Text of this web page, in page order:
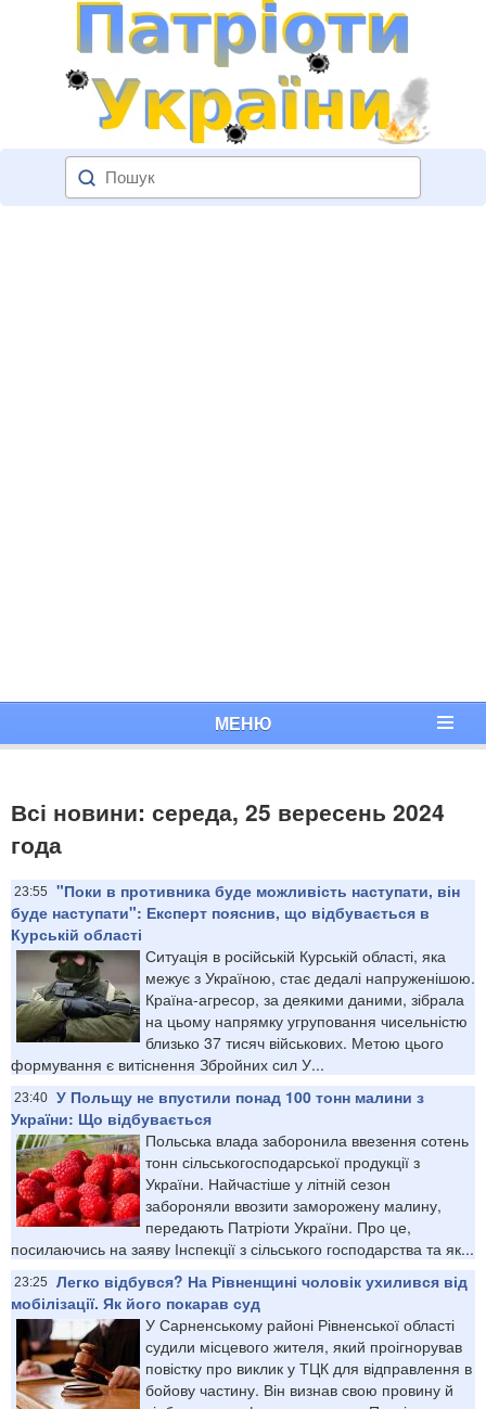
МЕНЮ
Всі новини: середа, 25 вересень 2024
года
23:55
"Поки в противника буде можливість наступати, він
буде наступати": Експерт пояснив, що відбувається в
Курській області
Ситуація в російській Курській області, яка
межує з Україною, стає дедалі напруженішою.
Країна-агресор, за деякими даними, зібрала
на цьому напрямку угруповання чисельністю
близько 37 тисяч військових. Метою цього
формування є витіснення Збройних сил У...
23:40 У Польщу не впустили понад 100 тонн малини з
України: Що відбувається
Польська влада заборонила ввезення сотень
тонн сільськогосподарської продукції з
України. Найчастіше у літній сезон
забороняли ввозити заморожену малину,
передають Патріоти України. Про це,
посилаючись на заяву Інспекції з сільського господарства та як...
23:25
Легко відбувся? На Рівненщині чоловік ухилився від
мобілізації. Як його покарав суд
У Сарненському районі Рівненської області
судили місцевого жителя, який проігнорував
повістку про виклик у ТЦК для відправлення в
бойову частину. Він визнав свою провину й